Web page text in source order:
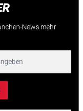
News mehr